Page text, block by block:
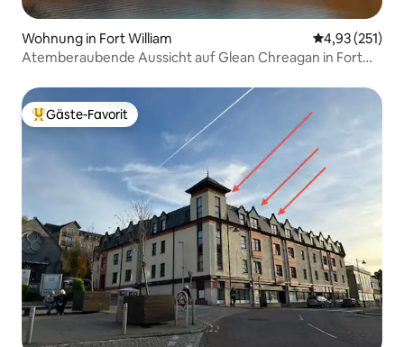
Wohnung in Fort William
4,93 (251)
Atemberaubende Aussicht auf Glean Chreagan in Fort
Beliebter Gäste-Favorit.
Gäste-Favorit